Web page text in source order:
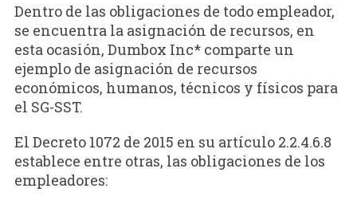
Dentro de las obligaciones de todo empleador,
se encuentra la asignación de recursos, en
esta ocasión, Dumbox Inc* comparte un
ejemplo de asignación de recursos
económicos, humanos, técnicos y físicos para
el SG-SST.
El Decreto 1072 de 2015 en su artículo 2.2.4.6.8
establece entre otras, las obligaciones de los
empleadores: